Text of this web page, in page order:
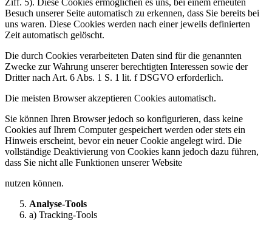
Besuch unserer Seite automatisch zu erkennen, dass Sie bereits bei
uns waren. Diese Cookies werden nach einer jeweils definierten
Zeit automatisch gelöscht.
Die durch Cookies verarbeiteten Daten sind für die genannten
Zwecke zur Wahrung unserer berechtigten Interessen sowie der
Dritter nach Art. 6 Abs. 1 S. 1 lit. f DSGVO erforderlich.
Die meisten Browser akzeptieren Cookies automatisch.
Sie können Ihren Browser jedoch so konfigurieren, dass keine
Cookies auf Ihrem Computer gespeichert werden oder stets ein
Hinweis erscheint, bevor ein neuer Cookie angelegt wird. Die
vollständige Deaktivierung von Cookies kann jedoch dazu führen,
dass Sie nicht alle Funktionen unserer Website
nutzen können.
Analyse-Tools
a) Tracking-Tools